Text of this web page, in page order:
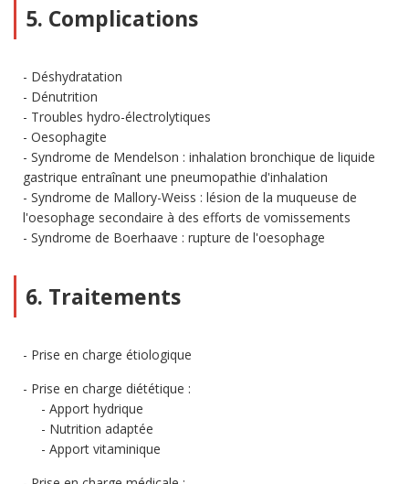
5. Complications
Déshydratation
Dénutrition
Troubles hydro-électrolytiques
Oesophagite
Syndrome de Mendelson : inhalation bronchique de liquide
gastrique entraînant une pneumopathie d'inhalation
Syndrome de Mallory-Weiss : lésion de la muqueuse de
l'oesophage secondaire à des efforts de vomissements
Syndrome de Boerhaave : rupture de l'oesophage
6. Traitements
Prise en charge étiologique
Prise en charge diététique :
Apport hydrique
Nutrition adaptée
Apport vitaminique